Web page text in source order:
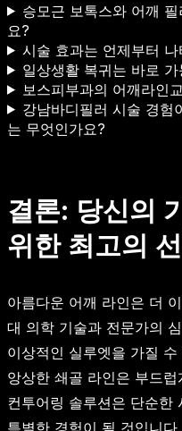
승모근 보톡스와 어깨
요?
시술 효과는 언제부터
일상생활 복귀는 바로
보스피부과의 어깨라인
강남바디필러 시술 경험
는 무엇인가요?
결론: 당신의
위한 최고의
아름다운 어깨 라인은 더
대 의학 기술과 전문가의
이상적인 실루엣을 가질
앙상한 쇄골 라인은 부드럽
컨투어링 솔루션은 단순한
특별한 경험이 될 것입니